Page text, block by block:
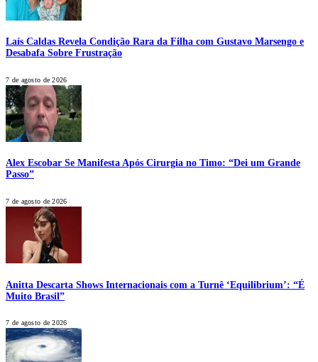
Laís Caldas Revela Condição Rara da Filha com Gustavo Marsengo e
Desabafa Sobre Frustração
7 de agosto de 2026
Alex Escobar Se Manifesta Após Cirurgia no Timo: “Dei um Grande
Passo”
7 de agosto de 2026
Anitta Descarta Shows Internacionais com a Turnê ‘Equilibrium’: “É
Muito Brasil”
7 de agosto de 2026